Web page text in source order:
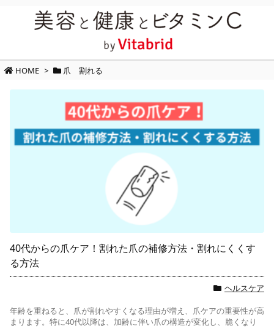
HOME > 爪 割れる
40代からの爪ケア！割れた爪の補修方法・割れにくくす
る方法
ヘルスケア
年齢を重ねると、爪が割れやすくなる理由が増え、爪ケアの重要性が高
まります。特に40代以降は、加齢に伴い爪の構造が変化し、脆くなり